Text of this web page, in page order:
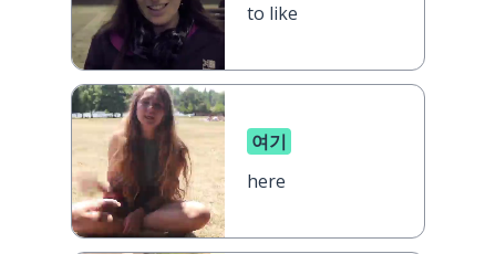
to like
여기
here